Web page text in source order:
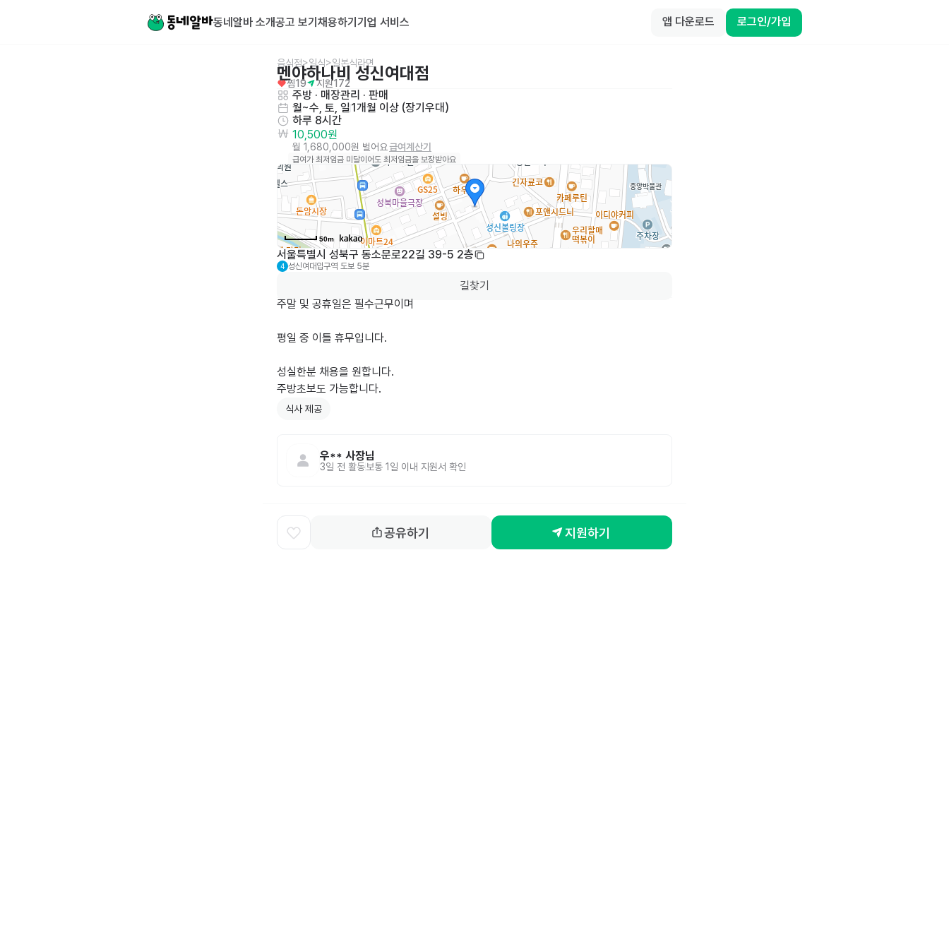
동네알바 소개공고 보기 채용하기 기업 서비스 앱 다운로드 로그인/가입
음식점>일식>일본식라면
멘야하나비 성신여대점
찜19 지원172
주방 · 매장관리 · 판매
월~수, 토, 일1개월 이상 (장기우대)
하루 8시간
10,500원
월 1,680,000원 벌어요급여계산기
급여가 최저임금 미달이어도 최저임금을 보장받아요
50m
서울특별시 성북구 동소문로22길 39-5 2층
4 성신여대입구역 도보 5분
길찾기
주말 및 공휴일은 필수근무이며
평일 중 이틀 휴무입니다.
성실한분 채용을 원합니다.
식사 제공
우** 사장님
3일 전 활동보통 1일 이내 지원서 확인
공유하기 지원하기